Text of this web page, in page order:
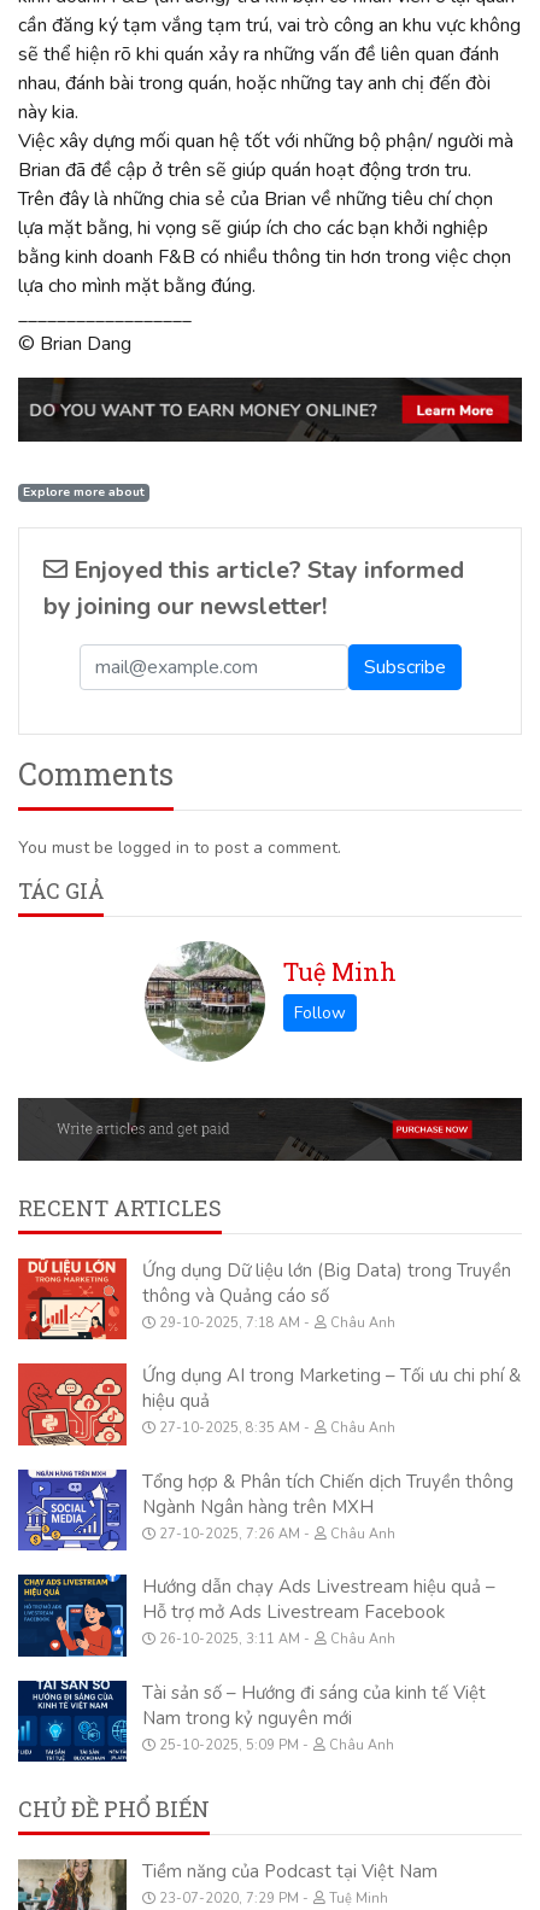
cần đăng ký tạm vắng tạm trú, vai trò công an khu vực không
sẽ thể hiện rõ khi quán xảy ra những vấn đề liên quan đánh
nhau, đánh bài trong quán, hoặc những tay anh chị đến đòi
này kia.
Việc xây dựng mối quan hệ tốt với những bộ phận/ người mà
Brian đã đề cập ở trên sẽ giúp quán hoạt động trơn tru.
Trên đây là những chia sẻ của Brian về những tiêu chí chọn
lựa mặt bằng, hi vọng sẽ giúp ích cho các bạn khởi nghiệp
bằng kinh doanh F&B có nhiều thông tin hơn trong việc chọn
lựa cho mình mặt bằng đúng.
__________________
© Brian Dang
Explore more about
Enjoyed this article? Stay informed
by joining our newsletter!
Comments
You must be logged in to post a comment.
TÁC GIẢ
Tuệ Minh
RECENT ARTICLES
Ứng dụng Dữ liệu lớn (Big Data) trong Truyền
thông và Quảng cáo số
29-10-2025, 7:18 AM Châu Anh
Ứng dụng AI trong Marketing – Tối ưu chi phí &
hiệu quả
27-10-2025, 8:35 AM Châu Anh
Tổng hợp & Phân tích Chiến dịch Truyền thông
Ngành Ngân hàng trên MXH
27-10-2025, 7:26 AM Châu Anh
Hướng dẫn chạy Ads Livestream hiệu quả –
Hỗ trợ mở Ads Livestream Facebook
26-10-2025, 3:11 AM Châu Anh
Tài sản số – Hướng đi sáng của kinh tế Việt
Nam trong kỷ nguyên mới
25-10-2025, 5:09 PM Châu Anh
CHỦ ĐỀ PHỔ BIẾN
Tiềm năng của Podcast tại Việt Nam
23-07-2020, 7:29 PM Tuệ Minh